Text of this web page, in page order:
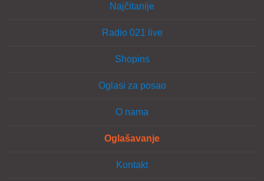
Najčitanije
Radio 021 live
Shopins
Oglasi za posao
O nama
Oglašavanje
Kontakt